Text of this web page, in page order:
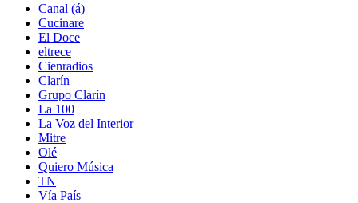
Canal (á)
Cucinare
El Doce
eltrece
Cienradios
Clarín
Grupo Clarín
La 100
La Voz del Interior
Mitre
Olé
Quiero Música
TN
Vía País